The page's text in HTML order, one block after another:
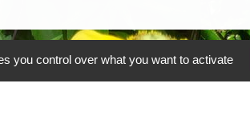
Contacts
you control over what you want to activate